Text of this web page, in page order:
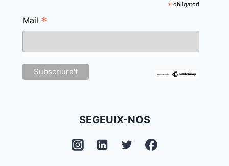
* obligatori
Mail *
SEGEUIX-NOS